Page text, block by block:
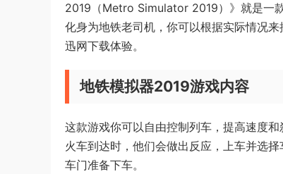
2019（Metro Simulator 2019）》就是一
化身为地铁老司机，你可以根据实际情况
迅网下载体验。
地铁模拟器2019游戏内容
这款游戏你可以自由控制列车，提高速度
火车到达时，他们会做出反应，上车并选
车门准备下车。